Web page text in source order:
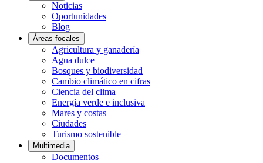
Noticias
Oportunidades
Blog
Áreas focales
Agricultura y ganadería
Agua dulce
Bosques y biodiversidad
Cambio climático en cifras
Ciencia del clima
Energía verde e inclusiva
Mares y costas
Ciudades
Turismo sostenible
Multimedia
Documentos